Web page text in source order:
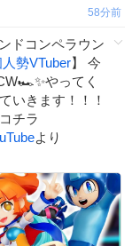
58分前
ドコンペラウン
勢VTuber】 今
やってく
いきます！！！
チラ
より